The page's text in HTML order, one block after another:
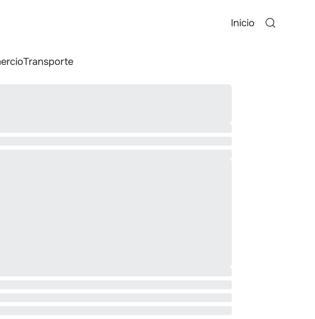
Inicio
Transporte